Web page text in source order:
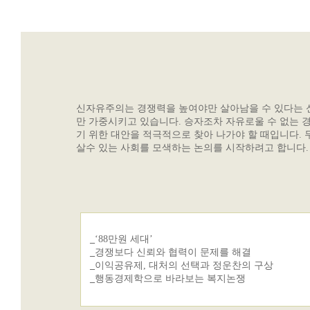
신자유주의는 경쟁력을 높여야만 살아남을 수 있다는
만 가중시키고 있습니다. 승자조차 자유로울 수 없는
기 위한 대안을 적극적으로 찾아 나가야 할 때입니다.
살수 있는 사회를 모색하는 논의를 시작하려고 합니다.
‘88만원 세대’
경쟁보다 신뢰와 협력이 문제를 해결
이익공유제, 대처의 선택과 정운찬의 구상
행동경제학으로 바라보는 복지논쟁